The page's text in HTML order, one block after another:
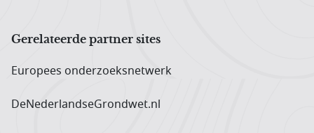
Gerelateerde partner sites
Europees onderzoeks­netwerk
DeNederlandseGrondwet.nl